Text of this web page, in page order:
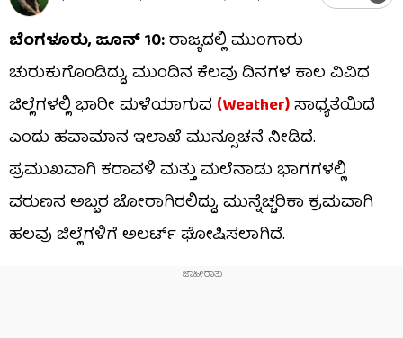
ಬೆಂಗಳೂರು, ಜೂನ್ 10:ರಾಜ್ಯದಲ್ಲಿ ಮುಂಗಾರು
ಚುರುಕುಗೊಂಡಿದ್ದು, ಮುಂದಿನ ಕೆಲವು ದಿನಗಳ ಕಾಲ ವಿವಿಧ
ಜಿಲ್ಲೆಗಳಲ್ಲಿ ಭಾರೀ ಮಳೆಯಾಗುವ (Weather)ಸಾಧ್ಯತೆಯಿದೆ
ಎಂದು ಹವಾಮಾನ ಇಲಾಖೆ ಮುನ್ಸೂಚನೆ ನೀಡಿದೆ.
ಪ್ರಮುಖವಾಗಿ ಕರಾವಳಿ ಮತ್ತು ಮಲೆನಾಡು ಭಾಗಗಳಲ್ಲಿ
ವರುಣನ ಅಬ್ಬರ ಜೋರಾಗಿರಲಿದ್ದು, ಮುನ್ನೆಚ್ಚರಿಕಾ ಕ್ರಮವಾಗಿ
ಹಲವು ಜಿಲ್ಲೆಗಳಿಗೆ ಅಲರ್ಟ್ ಘೋಷಿಸಲಾಗಿದೆ.